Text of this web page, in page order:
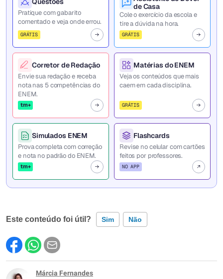
Pratique com gabarito
comentado e veja onde errou.
GRÁTIS
de Casa
Cole o exercício da escola e
tire a dúvida na hora.
GRÁTIS
Corretor de Redação
Envie sua redação e receba
nota nas 5 competências do
ENEM.
tm+
Matérias do ENEM
Veja os conteúdos que mais
caem em cada disciplina.
GRÁTIS
Simulados ENEM
Prova completa com correção
e nota no padrão do ENEM.
tm+
Flashcards
Revise no celular com cartões
feitos por professores.
NO APP
Este conteúdo foi útil? Sim Não
Este conteúdo contém informação incorreta
Este conteúdo não tem a informação que procuro
Márcia Fernandes